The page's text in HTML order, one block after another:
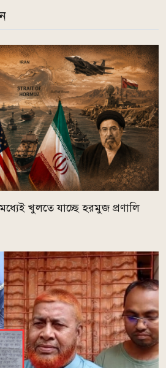
মধ্যেই খুলতে যাচ্ছে হরমুজ প্রণালি